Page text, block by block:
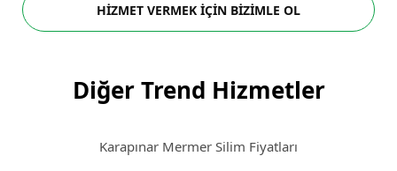
HİZMET VERMEK İÇİN BİZİMLE OL
Diğer Trend Hizmetler
Karapınar Mermer Silim Fiyatları